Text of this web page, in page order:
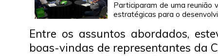
Participaram de uma
estratégicas para o
Entre os assuntos abordados,
boas-vindas de representantes da